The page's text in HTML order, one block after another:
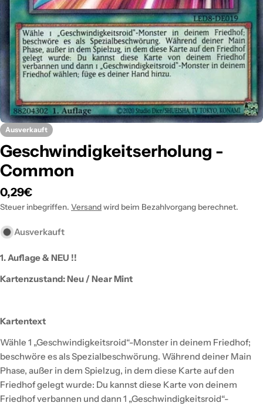
Ausverkauft
Geschwindigkeitserholung -
Common
Regulärer
Preis
0,29€
Steuer inbegriffen. Versandwird beim Bezahlvorgang berechnet.
Ausverkauft
1. Auflage & NEU !!
Kartenzustand: Neu / Near Mint
Kartentext
Wähle 1 „Geschwindigkeitsroid“-Monster in deinem Friedhof;
beschwöre es als Spezialbeschwörung. Während deiner Main
Phase, außer in dem Spielzug, in dem diese Karte auf den
Friedhof gelegt wurde: Du kannst diese Karte von deinem
Friedhof verbannen und dann 1 „Geschwindigkeitsroid“-